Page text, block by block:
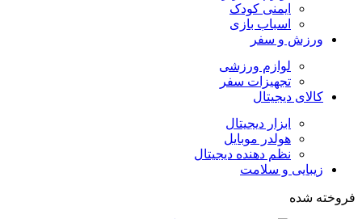
ایمنی کودک
اسباب بازی
ورزش و سفر
لوازم ورزشی
تجهیزات سفر
کالای دیجیتال
ابزار دیجیتال
هولدر موبایل
نظم دهنده دیجیتال
زیبایی و سلامت
فروخته شده